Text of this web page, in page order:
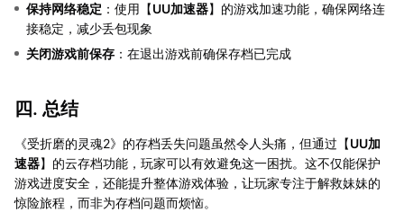
保持网络稳定 ：使用【UU加速器】的游戏加速功能，确保网络连
接稳定，减少丢包现象
关闭游戏前保存 ：在退出游戏前确保存档已完成
四. 总结
《受折磨的灵魂2》的存档丢失问题虽然令人头痛，但通过【UU加
速器】的云存档功能，玩家可以有效避免这一困扰。这不仅能保护
游戏进度安全，还能提升整体游戏体验，让玩家专注于解救妹妹的
惊险旅程，而非为存档问题而烦恼。